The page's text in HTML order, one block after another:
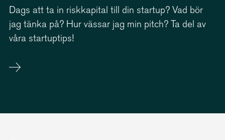
Dags att ta in riskkapital till din startup? Vad bör
jag tänka på? Hur vässar jag min pitch? Ta del av
våra startuptips!